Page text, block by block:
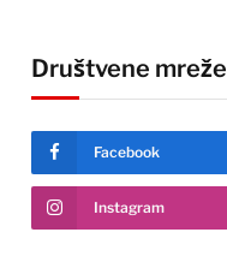
Društvene mreže
Facebook
Instagram